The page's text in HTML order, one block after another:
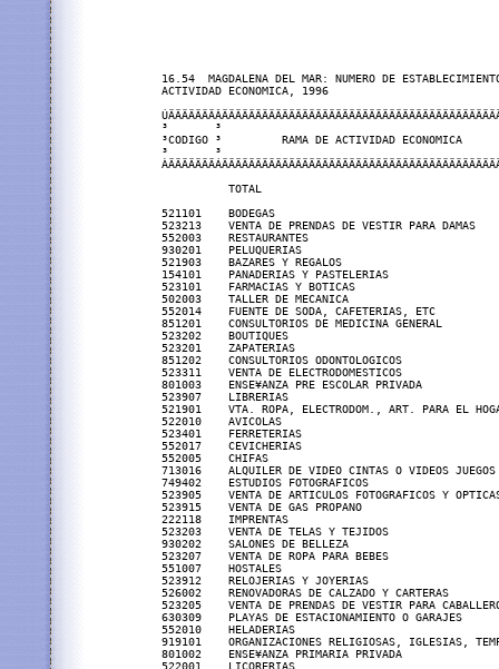
16.54  MAGDALENA DEL MAR: NUMERO DE
ACTIVIDAD ECONOMICA, 1996
³       ³
³CODIGO ³         RAMA DE ACTIVIDAD
³       ³
TOTAL
521101    BODEGAS
523213    VENTA DE PRENDAS DE VESTIR
552003    RESTAURANTES
930201    PELUQUERIAS
521903    BAZARES Y REGALOS
154101    PANADERIAS Y PASTELERIAS
523101    FARMACIAS Y BOTICAS
502003    TALLER DE MECANICA
552014    FUENTE DE SODA, CAFETERIAS,
851201    CONSULTORIOS DE MEDICINA
523202    BOUTIQUES
523201    ZAPATERIAS
851202    CONSULTORIOS
523311    VENTA DE
801003    ENSE¥ANZA PRE ESCOLAR
523907    LIBRERIAS
521901    VTA. ROPA, ELECTRODOM., ART. PARA EL
522010    AVICOLAS
523401    FERRETERIAS
552017    CEVICHERIAS
552005    CHIFAS
713016    ALQUILER DE VIDEO CINTAS O
749402    ESTUDIOS FOTOGRAFICOS
523905    VENTA DE ARTICULOS
523915    VENTA DE GAS PROPANO
222118    IMPRENTAS
523203    VENTA DE TELAS Y TEJIDOS
930202    SALONES DE BELLEZA
523207    VENTA DE ROPA PARA BEBES
551007    HOSTALES
523912    RELOJERIAS Y JOYERIAS
526002    RENOVADORAS DE CALZADO Y
523205    VENTA DE PRENDAS DE VESTIR
630309    PLAYAS DE ESTACIONAMIENTO O
552010    HELADERIAS
919101    ORGANIZACIONES RELIGIOSAS,
801002    ENSE¥ANZA PRIMARIA
522001    LICORERIAS